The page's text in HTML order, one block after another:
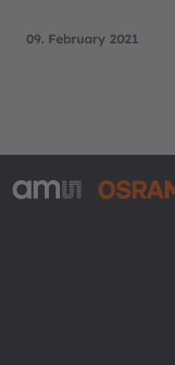
09. February 2021